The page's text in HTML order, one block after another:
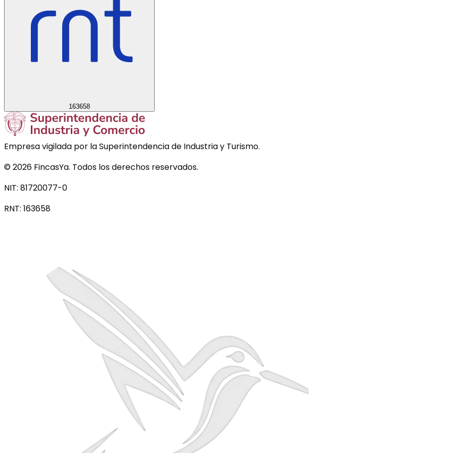
163658
Empresa vigilada por la Superintendencia de Industria y Turismo.
©2026 FincasYa. Todos los derechos reservados.
NIT: 81720077-0
RNT: 163658